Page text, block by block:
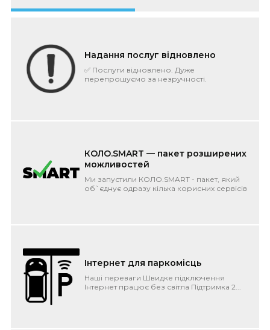
Надання послуг відновлено
✅ Послуги відновлено. Дуже
перепрошуємо за незручності.
КОЛО.SMART — пакет розширених
можливостей
Ми запустили КОЛО.SMART - пакет, який
об`єднує одразу кілька корисних сервісів
Інтернет для паркомісць
Наші переваги Швидке підключення
Інтернет працює без світла Підтримка 2...